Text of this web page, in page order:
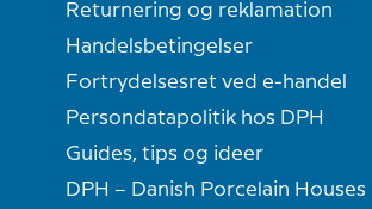
Returnering og reklamation
Handelsbetingelser
Fortrydelsesret ved e-handel
Persondatapolitik hos DPH
Guides, tips og ideer
DPH – Danish Porcelain Houses